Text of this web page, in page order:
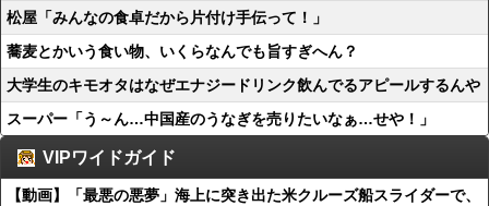
松屋「みんなの食卓だから片付け手伝って！」
蕎麦とかいう食い物、いくらなんでも旨すぎへん？
大学生のキモオタはなぜエナジードリンク飲んでるアピールするんや
スーパー「う～ん…中国産のうなぎを売りたいなぁ…せや！」
VIPワイドガイド
【動画】「最悪の悪夢」海上に突き出た米クルーズ船スライダーで、